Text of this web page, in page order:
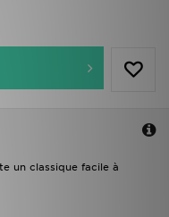
un classique facile à